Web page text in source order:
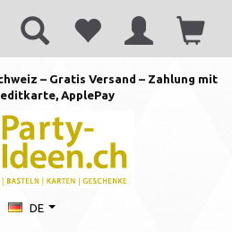
– Gratis Versand – Zahlung mit
ApplePay
DE